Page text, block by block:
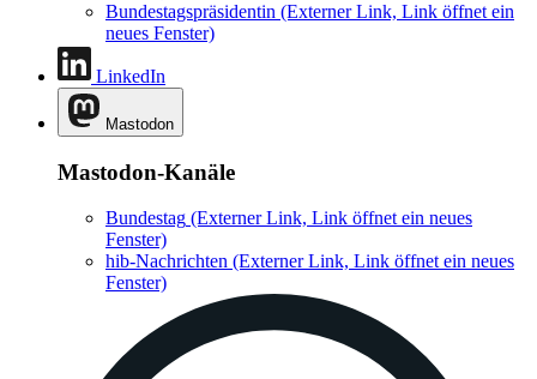
Bundestagspräsidentin (Externer Link, Link öffnet ein
neues Fenster)
LinkedIn
Mastodon
Mastodon-Kanäle
Bundestag (Externer Link, Link öffnet ein neues
Fenster)
hib-Nachrichten (Externer Link, Link öffnet ein neues
Fenster)